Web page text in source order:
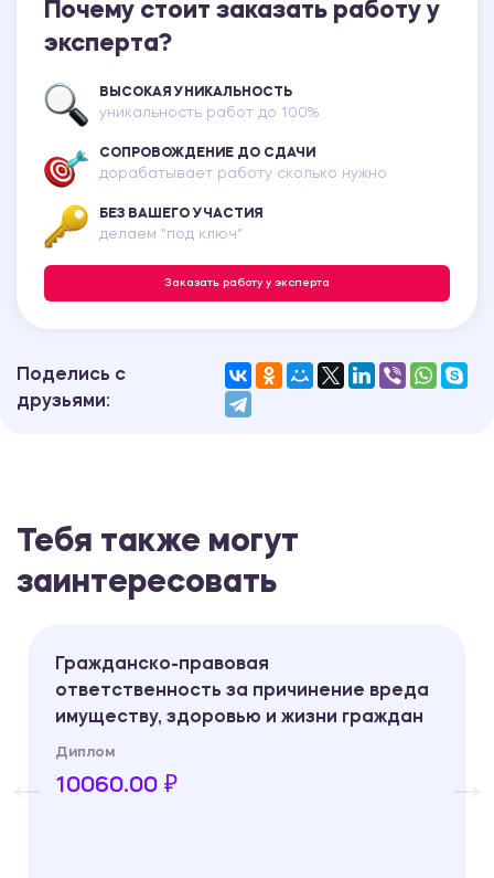
Почему стоит заказать работу у
эксперта?
ВЫСОКАЯ УНИКАЛЬНОСТЬ
уникальность работ до 100%
СОПРОВОЖДЕНИЕ ДО СДАЧИ
дорабатывает работу сколько нужно
БЕЗ ВАШЕГО УЧАСТИЯ
делаем "под ключ"
Заказать работу у эксперта
Поделись с
друзьями:
Тебя также могут
заинтересовать
Гражданско-правовая
ответственность за причинение вреда
имуществу, здоровью и жизни граждан
Диплом
10060.00 ₽